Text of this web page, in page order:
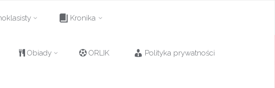
Kronika
Obiady ORLIK Polityka prywatności